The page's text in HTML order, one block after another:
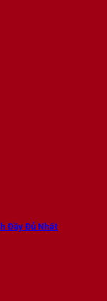
Đầy Đủ Nhất